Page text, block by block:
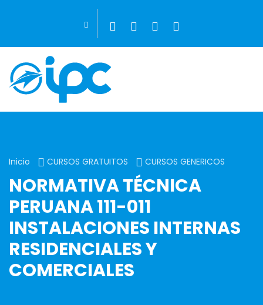
Inicio CURSOS GRATUITOS CURSOS GENERICOS
NORMATIVA TÉCNICA
PERUANA 111-011
INSTALACIONES INTERNAS
RESIDENCIALES Y
COMERCIALES